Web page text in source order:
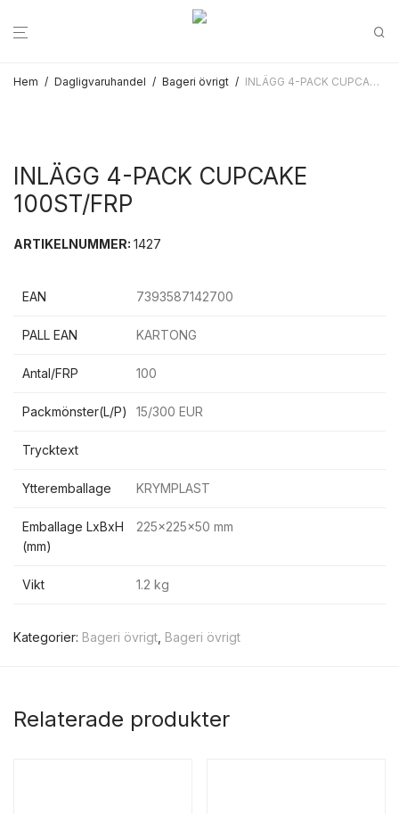
Hem / Dagligvaruhandel / Bageri övrigt / INLÄGG 4-PACK CUPCAKE 100ST/FRP
INLÄGG 4-PACK CUPCAKE
100ST/FRP
ARTIKELNUMMER: 1427
EAN 7393587142700
PALL EAN KARTONG
Antal/FRP 100
Packmönster(L/P) 15/300 EUR
Trycktext
Ytteremballage KRYMPLAST
Emballage LxBxH
(mm)
225x225x50 mm
Vikt 1.2 kg
Kategorier: Bageri övrigt Bageri övrigt
Relaterade produkter